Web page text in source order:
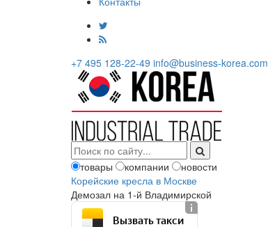
+7 495 128-22-49 info@business-korea.com
товары компании
новости
Корейские кресла в Москве
Демозал на 1-й Владимирской
Вызвать такси